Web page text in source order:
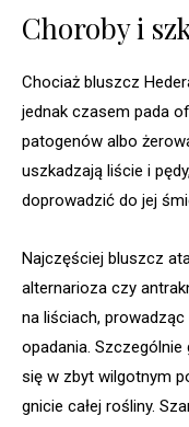
Choroby i
Chociaż bluszcz
jednak czasem pada
patogenów albo
uszkadzają liście i
doprowadzić do jej
Najczęściej bluszcz
alternarioza czy
na liściach, prowadząc
opadania.
się w zbyt wilgotnym
gnicie całej rośliny.